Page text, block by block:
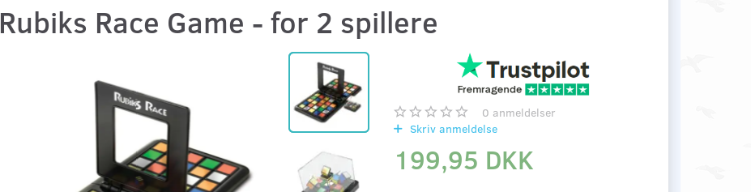
Rubiks Race Game - for 2 spillere
0 anmeldelser
Skriv anmeldelse
199,95 DKK